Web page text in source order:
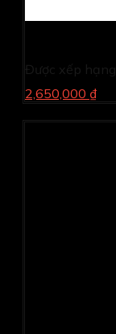
Được xếp hạng
2,650,000 ₫